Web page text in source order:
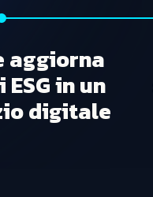
aggiorna
in un
digitale